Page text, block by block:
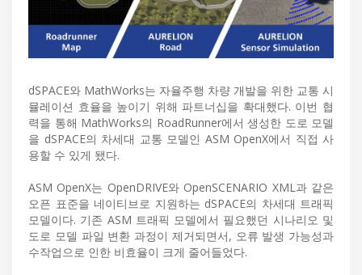
dSPACE와 MathWorks는 자율주행 차량 개발을 위한 교통 시
뮬레이션 효율을 높이기 위해 파트너십을 확대했다. 이번 협
력을 통해 MathWorks의 RoadRunner에서 생성한 도로 모델
을 dSPACE의 차세대 교통 모델인 ASM OpenX에서 직접 사
용할 수 있게 됐다.
ASM OpenX는 OpenDRIVE와 OpenSCENARIO XML과 같은
오픈 표준을 네이티브로 지원하는 dSPACE의 차세대 트래픽
모델이다. 기존 ASM 트래픽 모델에서 필요했던 시나리오 및
도로 모델 파일 변환 과정이 제거되면서, 오류 발생 가능성과
수작업으로 인한 비효율이 크게 줄어들었다.